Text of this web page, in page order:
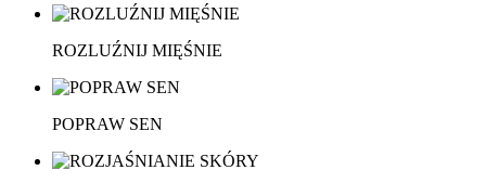
ROZLUŹNIJ MIĘŚNIE
POPRAW SEN